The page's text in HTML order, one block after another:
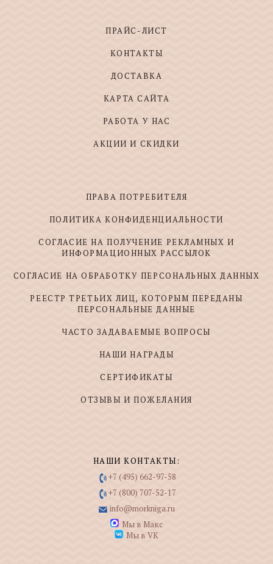
ПРАЙС-ЛИСТ
КОНТАКТЫ
ДОСТАВКА
КАРТА САЙТА
РАБОТА У НАС
АКЦИИ И СКИДКИ
ПРАВА ПОТРЕБИТЕЛЯ
ПОЛИТИКА КОНФИДЕНЦИАЛЬНОСТИ
СОГЛАСИЕ НА ПОЛУЧЕНИЕ РЕКЛАМНЫХ И
ИНФОРМАЦИОННЫХ РАССЫЛОК
СОГЛАСИЕ НА ОБРАБОТКУ ПЕРСОНАЛЬНЫХ ДАННЫХ
РЕЕСТР ТРЕТЬИХ ЛИЦ, КОТОРЫМ ПЕРЕДАНЫ
ПЕРСОНАЛЬНЫЕ ДАННЫЕ
ЧАСТО ЗАДАВАЕМЫЕ ВОПРОСЫ
НАШИ НАГРАДЫ
СЕРТИФИКАТЫ
ОТЗЫВЫ И ПОЖЕЛАНИЯ
НАШИ КОНТАКТЫ:
+7 (495) 662-97-58
+7 (800) 707-52-17
info@morkniga.ru
Мы в Макс
Мы в VK